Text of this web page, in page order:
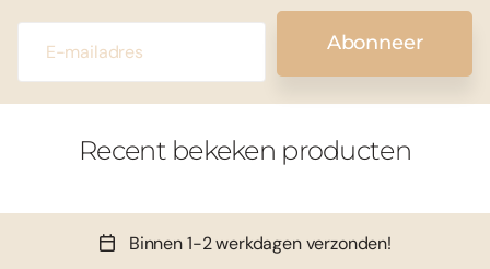
Abonneer
Recent bekeken producten
Binnen 1-2 werkdagen verzonden!